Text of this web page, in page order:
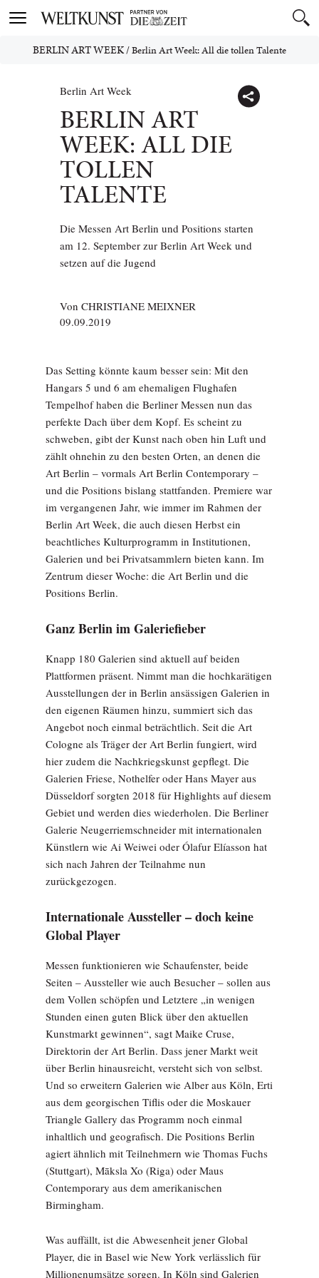
Toggle
BERLIN ART WEEK/Berlin Art Week: All die tollen Talente
Berlin Art Week
BERLIN ART
WEEK: ALL DIE
TOLLEN
TALENTE
Die Messen Art Berlin und Positions starten
am 12. September zur Berlin Art Week und
setzen auf die Jugend
Von CHRISTIANE MEIXNER
09.09.2019
Das Setting könnte kaum besser sein: Mit den
Hangars 5 und 6 am ehemaligen Flughafen
Tempelhof haben die Berliner Messen nun das
perfekte Dach über dem Kopf. Es scheint zu
schweben, gibt der Kunst nach oben hin Luft und
zählt ohnehin zu den besten Orten, an denen die
Art Berlin – vormals Art Berlin Contemporary –
und die Positions bislang stattfanden. Premiere war
im vergangenen Jahr, wie immer im Rahmen der
Berlin Art Week, die auch diesen Herbst ein
beachtliches Kulturprogramm in Institutionen,
Galerien und bei Privatsammlern bieten kann. Im
Zentrum dieser Woche: die Art Berlin und die
Positions Berlin.
Ganz Berlin im Galeriefieber
Knapp 180 Galerien sind aktuell auf beiden
Plattformen präsent. Nimmt man die hochkarätigen
Ausstellungen der in Berlin ansässigen Galerien in
den eigenen Räumen hinzu, summiert sich das
Angebot noch einmal beträchtlich. Seit die Art
Cologne als Träger der Art Berlin fungiert, wird
hier zudem die Nachkriegskunst gepflegt. Die
Galerien Friese, Nothelfer oder Hans Mayer aus
Düsseldorf sorgten 2018 für Highlights auf diesem
Gebiet und werden dies wiederholen. Die Berliner
Galerie Neugerriemschneider mit internationalen
Künstlern wie Ai Weiwei oder Ólafur Elíasson hat
sich nach Jahren der Teilnahme nun
zurückgezogen.
Internationale Aussteller – doch keine
Global Player
Messen funktionieren wie Schaufenster, beide
Seiten – Aussteller wie auch Besucher – sollen aus
dem Vollen schöpfen und Letztere „in wenigen
Stunden einen guten Blick über den aktuellen
Kunstmarkt gewinnen“, sagt Maike Cruse,
Direktorin der Art Berlin. Dass jener Markt weit
über Berlin hinausreicht, versteht sich von selbst.
Und so erweitern Galerien wie Alber aus Köln, Erti
aus dem georgischen Tiflis oder die Moskauer
Triangle Gallery das Programm noch einmal
inhaltlich und geografisch. Die Positions Berlin
agiert ähnlich mit Teilnehmern wie Thomas Fuchs
(Stuttgart), Māksla Xo (Riga) oder Maus
Contemporary aus dem amerikanischen
Birmingham.
Was auffällt, ist die Abwesenheit jener Global
Player, die in Basel wie New York verlässlich für
Millionenumsätze sorgen. In Köln sind Galerien